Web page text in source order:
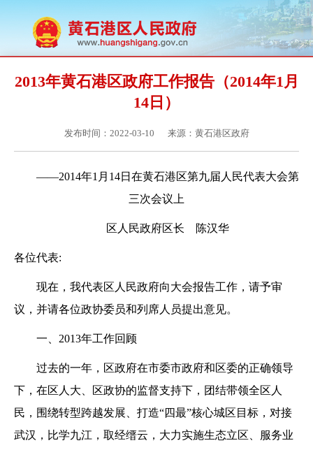
2013年黄石港区政府工作报告（2014年1月
14日）
发布时间：2022-03-10 来源：黄石港区政府
——2014年1月14日在黄石港区第九届人民代表大会第
三次会议上
区人民政府区长 陈汉华
各位代表:
现在，我代表区人民政府向大会报告工作，请予审
议，并请各位政协委员和列席人员提出意见。
一、2013年工作回顾
过去的一年，区政府在市委市政府和区委的正确领导
下，在区人大、区政协的监督支持下，团结带领全区人
民，围绕转型跨越发展、打造“四最”核心城区目标，对接
武汉，比学九江，取经缙云，大力实施生态立区、服务业